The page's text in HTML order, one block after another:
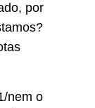
por
nem o